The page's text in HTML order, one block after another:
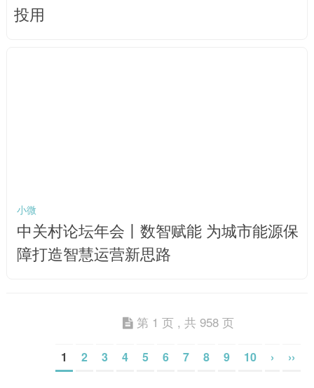
投用
小微
中关村论坛年会丨数智赋能 为城市能源保
障打造智慧运营新思路
第 1 页 , 共 958 页
1 2 3 4 5 6 7 8 9 10 › ››